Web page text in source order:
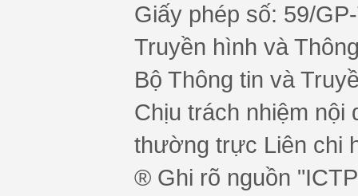
Giấy phép số: 59/
Truyền hình và
Bộ Thông tin và
Chịu trách nhiệm nội
thường trực Liên chi
® Ghi rõ nguồn